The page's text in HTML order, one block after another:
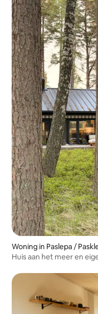
Woning in Paslepa /
Huis aan het meer en